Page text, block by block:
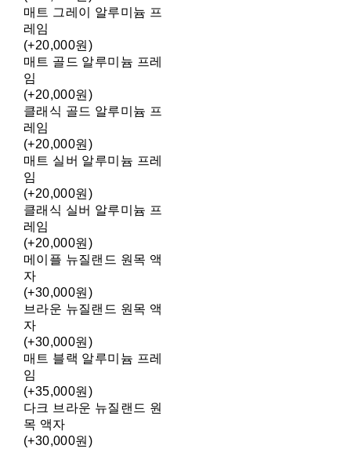
매트 그레이 알루미늄 프
레임
(+20,000원)
매트 골드 알루미늄 프레
임
(+20,000원)
클래식 골드 알루미늄 프
레임
(+20,000원)
매트 실버 알루미늄 프레
임
(+20,000원)
클래식 실버 알루미늄 프
레임
(+20,000원)
메이플 뉴질랜드 원목 액
자
(+30,000원)
브라운 뉴질랜드 원목 액
자
(+30,000원)
매트 블랙 알루미늄 프레
임
(+35,000원)
다크 브라운 뉴질랜드 원
목 액자
(+30,000원)